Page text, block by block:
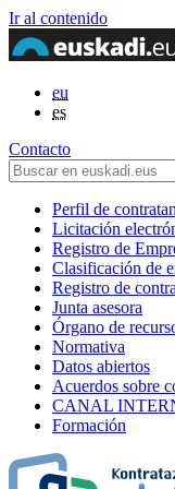
Ir al contenido
eu
es
Contacto
Perfil de
Licitación
Registro de
Clasificación de
Registro de
Junta asesora
Órgano de
Normativa
Datos abiertos
Acuerdos sobre
CANAL
Formación